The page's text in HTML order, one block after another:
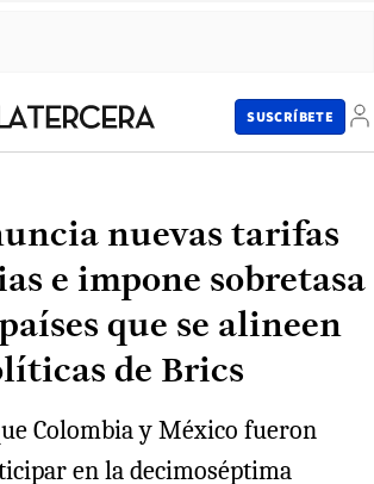
SUSCRÍBETE
nuevas tarifas
e impone sobretasa
que se alineen
de Brics
Colombia y México fueron
en la decimoséptima